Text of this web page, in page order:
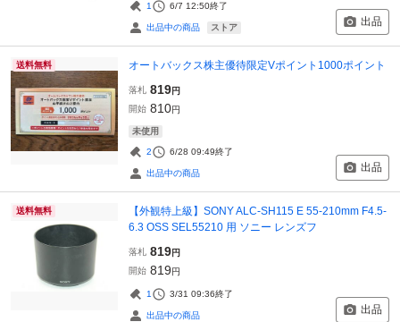
1 6/7 12:50終了
出品中の商品 ストア 出品
送料無料 オートバックス株主優待限定Vポイント1000ポイント
落札 819円
開始 810円
未使用
2 6/28 09:49終了
出品中の商品 出品
送料無料
【外観特上級】SONY ALC-SH115 E 55-210mm F4.5-
6.3 OSS SEL55210 用 ソニー レンズフ
落札 819円
開始 819円
1 3/31 09:36終了
出品中の商品 出品